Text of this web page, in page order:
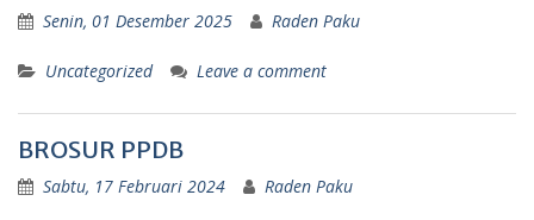
Senin, 01 Desember 2025 Raden Paku
Uncategorized Leave a comment
BROSUR PPDB
Sabtu, 17 Februari 2024 Raden Paku